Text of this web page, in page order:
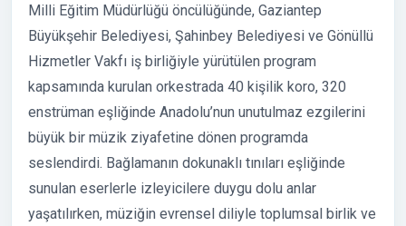
Milli Eğitim Müdürlüğü öncülüğünde, Gaziantep
Büyükşehir Belediyesi, Şahinbey Belediyesi ve Gönüllü
Hizmetler Vakfı iş birliğiyle yürütülen program
kapsamında kurulan orkestrada 40 kişilik koro, 320
enstrüman eşliğinde Anadolu’nun unutulmaz ezgilerini
büyük bir müzik ziyafetine dönen programda
seslendirdi. Bağlamanın dokunaklı tınıları eşliğinde
sunulan eserlerle izleyicilere duygu dolu anlar
yaşatılırken, müziğin evrensel diliyle toplumsal birlik ve